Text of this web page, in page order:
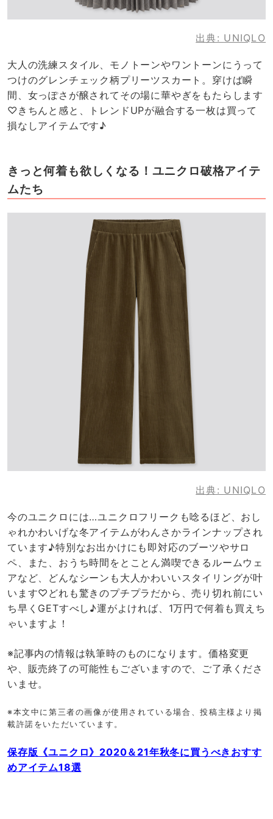
出典: UNIQLO
大人の洗練スタイル、モノトーンやワントーンにうって
つけのグレンチェック柄プリーツスカート。穿けば瞬
間、女っぽさが醸されてその場に華やぎをもたらします
♡きちんと感と、トレンドUPが融合する一枚は買って
損なしアイテムです♪
きっと何着も欲しくなる！ユニクロ破格アイテ
ムたち
出典: UNIQLO
今のユニクロには…ユニクロフリークも唸るほど、おし
ゃれかわいげな冬アイテムがわんさかラインナップされ
ています♪特別なお出かけにも即対応のブーツやサロ
ペ、また、おうち時間をとことん満喫できるルームウェ
アなど、どんなシーンも大人かわいいスタイリングが叶
います♡どれも驚きのプチプラだから、売り切れ前にい
ち早くGETすべし♪運がよければ、1万円で何着も買えち
ゃいますよ！
※記事内の情報は執筆時のものになります。価格変更
や、販売終了の可能性もございますので、ご了承くださ
いませ。
※本文中に第三者の画像が使用されている場合、投稿主様より掲
載許諾をいただいています。
保存版《ユニクロ》2020＆21年秋冬に買うべきおすす
めアイテム18選